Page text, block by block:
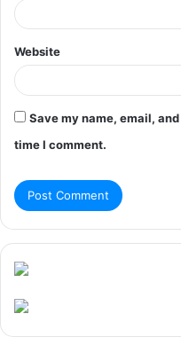
Website
Save my name, email,
time I comment.